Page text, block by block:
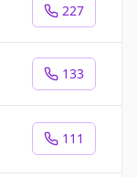
227
133
111